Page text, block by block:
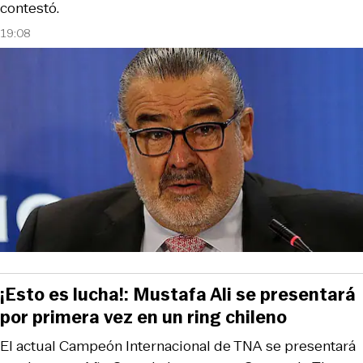
19:08
contestó.
El actual Campeón Internacional de TNA se presentará
¡Esto es lucha!: Mustafa Ali se presentará
por primera vez en un ring chileno